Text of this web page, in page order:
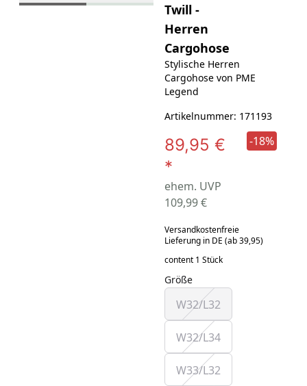
Twill -
Herren
Cargohose
Stylische Herren
Cargohose von PME
Legend
Artikelnummer: 171193
89,95 €
*
ehem. UVP
109,99 €
-18%
Versandkostenfreie
Lieferung in DE (ab 39,95)
content 1 Stück
Größe
W32/L32
W32/L34
W33/L32